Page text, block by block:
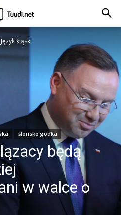
Język śląski
ślonsko godka
będą
w walce o